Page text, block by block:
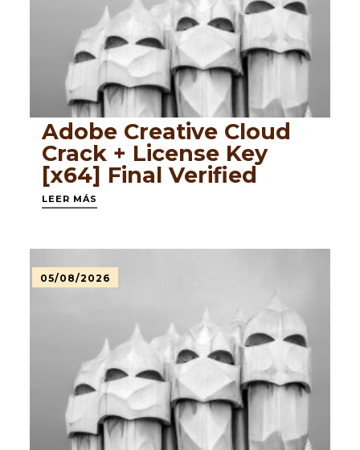
Adobe Creative Cloud
Crack + License Key
[x64] Final Verified
LEER MÁS
05/08/2026